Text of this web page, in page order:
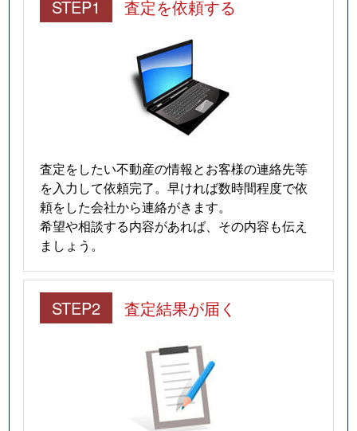
STEP1 査定を依頼する
査定をしたい不動産の情報とお客様の連絡先等
を入力して依頼完了。早ければ数時間程度で依
頼をした会社から連絡がきます。
希望や相談する内容があれば、その内容も伝え
ましょう。
STEP2 査定結果が届く